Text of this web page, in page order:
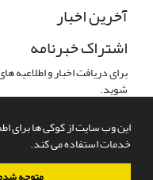
این وب سایت از کوکی ها برای
خدمات استفاده می کند.
آخرین اخبار
اشتراک خبرنامه
برای دریافت اخبار و
شوید.